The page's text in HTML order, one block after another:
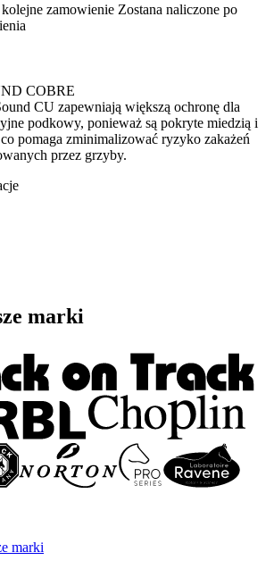
zamowienie Zostana naliczone po
COBRE
CU zapewniają większą ochronę dla
podkowy, ponieważ są pokryte miedzią i
pomaga zminimalizować ryzyko zakażeń
przez grzyby.
marki
marki